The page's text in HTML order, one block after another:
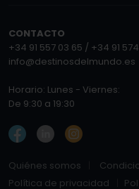
CONTACTO
+34 91 557 03 65 / +34 91
info@destinosdelmundo.es
Horario: Lunes - Viernes:
De 9:30 a 19:30
Quiénes somos
Política de privacidad